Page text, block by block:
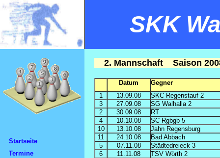
SKK
Startseite
Termine
2. Mannschaft Saison
Datum
Gegner
1
13.09.08
SKC Regenstauf 2
3
27.09.08
SG Walhalla 2
2
30.09.08
RT
4
10.10.08
SC Rgbgb 5
10
13.10.08
Jahn Regensburg
11
24.10.08
Bad Abbach
5
07.11.08
Städtedreieck 3
6
11.11.08
TSV Wörth 2